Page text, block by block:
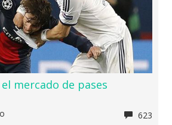
mercado de pases
623